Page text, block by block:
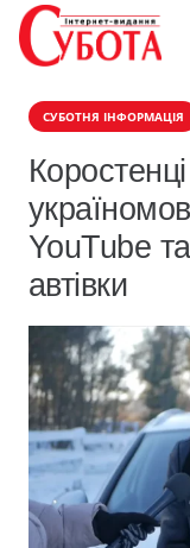
СУБОТНЯ ІНФОРМАЦІЯ
YouTube
автівки